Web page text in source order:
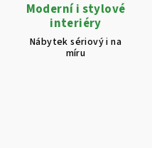
Moderní i stylové
interiéry
Nábytek sériový i na
míru